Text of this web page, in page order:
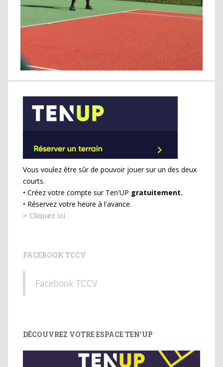
Vous voulez être sûr de pouvoir jouer sur un des deux
courts.
• Créez votre compte sur Ten'UP gratuitement.
• Réservez votre heure à l'avance.
> Cliquez ici
FACEBOOK TCCV
Facebook TCCV
DÉCOUVREZ VOTRE ESPACE TEN’UP